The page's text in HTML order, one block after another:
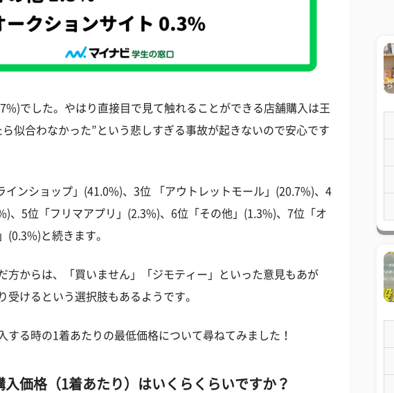
でした。やはり直接目で見て触れることができる店舗購入は王
似合わなかった”という悲しすぎる事故が起きないので安心です
インショップ」(41.0%)、3位 「アウトレットモール」(20.7%)、4
、5位「フリマアプリ」(2.3%)、6位「その他」(1.3%)、7位「オ
(0.3%)と続きます。
方からは、「買いません」「ジモティー」といった意見もあが
受けるという選択肢もあるようです。
する時の1着あたりの最低価格について尋ねてみました！
入価格（1着あたり）はいくらくらいですか？